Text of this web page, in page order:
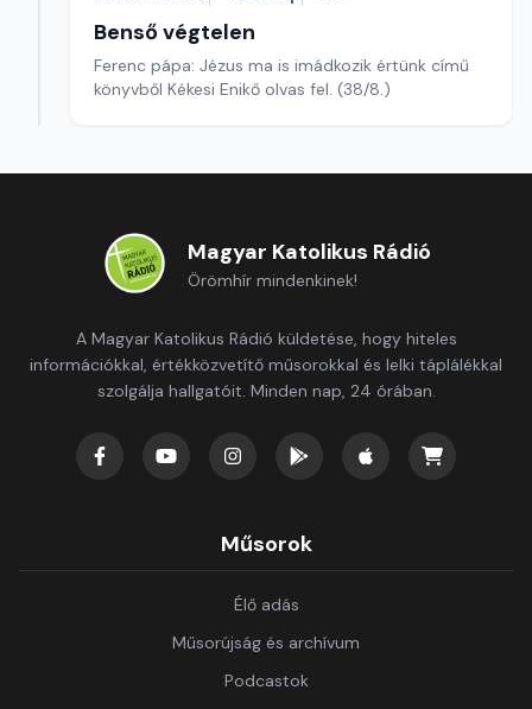
Benső végtelen
Ferenc pápa: Jézus ma is imádkozik értünk című
könyvből Kékesi Enikő olvas fel. (38/8.)
Magyar Katolikus Rádió
Örömhír mindenkinek!
A Magyar Katolikus Rádió küldetése, hogy hiteles
információkkal, értékközvetítő műsorokkal és lelki táplálékkal
szolgálja hallgatóit. Minden nap, 24 órában.
Műsorok
Élő adás
Műsorújság és archívum
Podcastok